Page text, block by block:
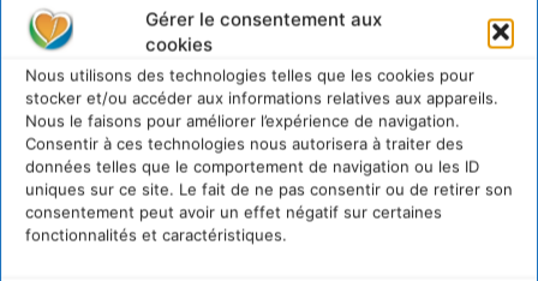
Gérer le consentement aux
cookies
Nous utilisons des technologies telles que les cookies pour
stocker et/ou accéder aux informations relatives aux appareils.
Nous le faisons pour améliorer l’expérience de navigation.
Consentir à ces technologies nous autorisera à traiter des
données telles que le comportement de navigation ou les ID
uniques sur ce site. Le fait de ne pas consentir ou de retirer son
consentement peut avoir un effet négatif sur certaines
fonctionnalités et caractéristiques.
pastoralisme durable en
faveur de socio-
écosystèmes résilients
CYRILLE SOUCHE - 6 AOÛT 2026